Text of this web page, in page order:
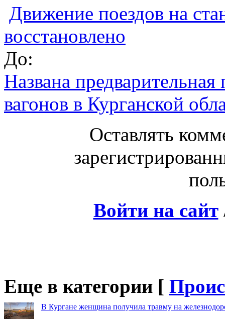
Движение поездов на
восстановлено
До:
Названа
вагонов в Курганской
Оставлять
Войти на сайт
Еще в категории [
В Кургане женщина получила травму на